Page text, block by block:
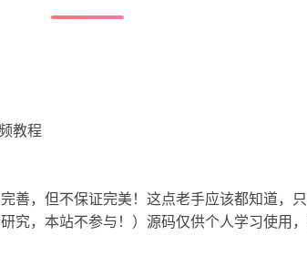
教程
善，但不保证完美！这点老手应该都知道，
，本站不参与！）源码仅供个人学习使用，